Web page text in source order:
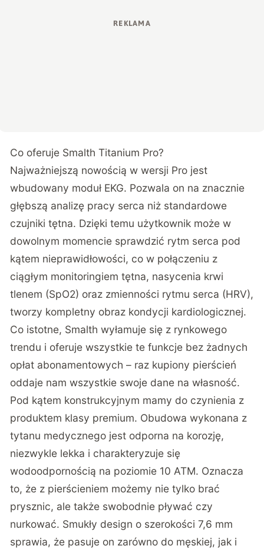
Co oferuje Smalth Titanium Pro?
Najważniejszą nowością w wersji Pro jest
wbudowany moduł EKG. Pozwala on na znacznie
głębszą analizę pracy serca niż standardowe
czujniki tętna. Dzięki temu użytkownik może w
dowolnym momencie sprawdzić rytm serca pod
kątem nieprawidłowości, co w połączeniu z
ciągłym monitoringiem tętna, nasycenia krwi
tlenem (SpO2) oraz zmienności rytmu serca (HRV),
tworzy kompletny obraz kondycji kardiologicznej.
Co istotne, Smalth wyłamuje się z rynkowego
trendu i oferuje wszystkie te funkcje bez żadnych
opłat abonamentowych – raz kupiony pierścień
oddaje nam wszystkie swoje dane na własność.
Pod kątem konstrukcyjnym mamy do czynienia z
produktem klasy premium. Obudowa wykonana z
tytanu medycznego jest odporna na korozję,
niezwykle lekka i charakteryzuje się
wodoodpornością na poziomie 10 ATM. Oznacza
to, że z pierścieniem możemy nie tylko brać
prysznic, ale także swobodnie pływać czy
nurkować. Smukły design o szerokości 7,6 mm
sprawia, że pasuje on zarówno do męskiej, jak i